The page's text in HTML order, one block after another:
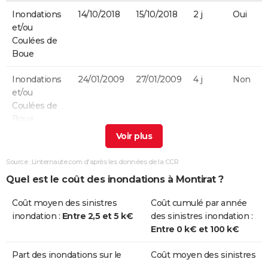
Inondations
et/ou
Coulées de
Boue
14/10/2018 15/10/2018 2 j Oui
Inondations
et/ou
Coulées de
Boue
24/01/2009 27/01/2009 4 j Non
Mécaniques
des Vagues
24/01/2009 27/01/2009
Inondations
et/ou
12/11/1999 14/11/1999 3 j Oui
Source : Linternaute.com d'après les données de la CCR
Quel est le coût des inondations à Montirat ?
Coût moyen des sinistres
inondation : Entre 2,5 et 5 k€
Coût cumulé par année
des sinistres inondation :
Entre 0 k€ et 100 k€
Part des inondations sur le
Coût moyen des sinistres